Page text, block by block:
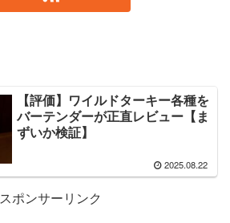
【評価】ワイルドターキー各種を
バーテンダーが正直レビュー【ま
ずいか検証】
2025.08.22
スポンサーリンク